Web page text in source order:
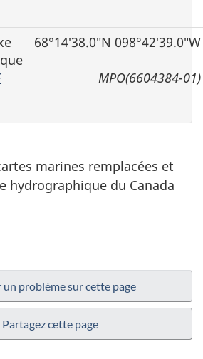
68°14′38.0″N 098°42′39.0″W
MPO(6604384-01)
marines remplacées et
hydrographique du Canada
un problème sur cette page
Partagez cette page